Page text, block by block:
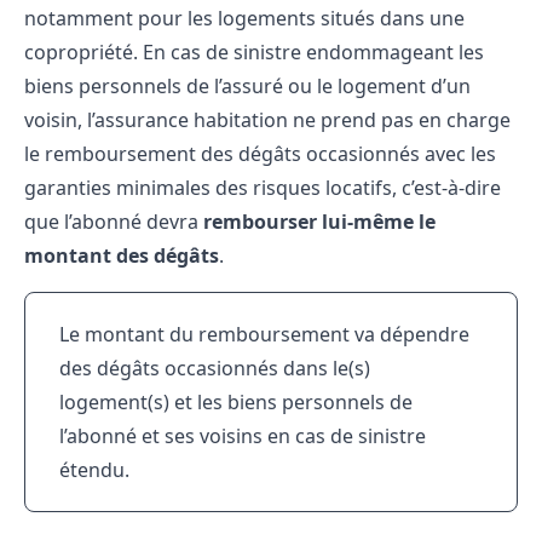
notamment pour les logements situés dans une
copropriété. En cas de sinistre endommageant les
biens personnels de l’assuré ou le logement d’un
voisin, l’assurance habitation ne prend pas en charge
le remboursement des dégâts occasionnés avec les
garanties minimales des risques locatifs, c’est-à-dire
que l’abonné devra rembourser lui-même le
montant des dégâts.
Le montant du remboursement va dépendre
des dégâts occasionnés dans le(s)
logement(s) et les biens personnels de
l’abonné et ses voisins en cas de sinistre
étendu.